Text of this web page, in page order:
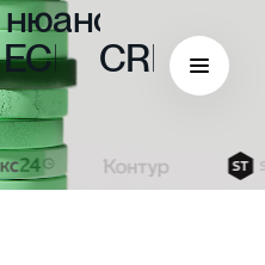
нюансы
ECM, CRM,